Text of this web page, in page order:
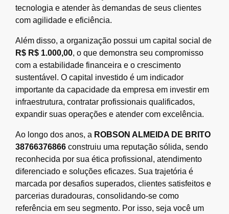
tecnologia e atender às demandas de seus clientes
com agilidade e eficiência.
Além disso, a organização possui um capital social de
R$ R$ 1.000,00, o que demonstra seu compromisso
com a estabilidade financeira e o crescimento
sustentável. O capital investido é um indicador
importante da capacidade da empresa em investir em
infraestrutura, contratar profissionais qualificados,
expandir suas operações e atender com excelência.
Ao longo dos anos, a ROBSON ALMEIDA DE BRITO
38766376866 construiu uma reputação sólida, sendo
reconhecida por sua ética profissional, atendimento
diferenciado e soluções eficazes. Sua trajetória é
marcada por desafios superados, clientes satisfeitos e
parcerias duradouras, consolidando-se como
referência em seu segmento. Por isso, seja você um